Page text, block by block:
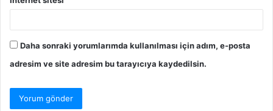
Daha sonraki yorumlarımda kullanılması için adım, e-posta
adresim ve site adresim bu tarayıcıya kaydedilsin.